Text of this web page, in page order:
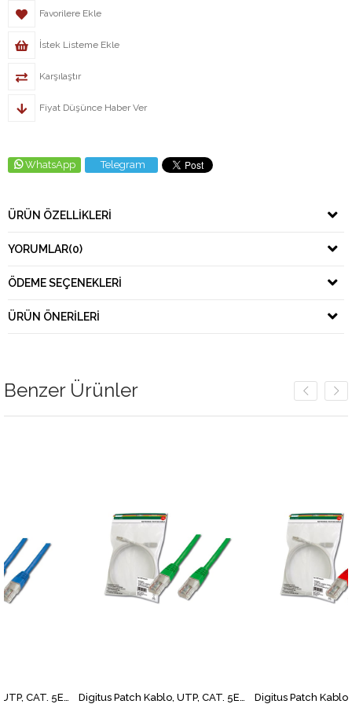
Favorilere Ekle
İstek Listeme Ekle
Karşılaştır
Fiyat Düşünce Haber Ver
WhatsApp Telegram
ÜRÜN ÖZELLIKLERI
YORUMLAR(0)
ÖDEME SEÇENEKLERI
ÜRÜN ÖNERILERI
Benzer Ürünler
Digitus Patch Kablo, UTP, CAT. 5E, 2 metre, AWG 26/7, Mavi Renk, 3P sertifikalı Digitus Patch Kablo, UTP, CAT. 5E, 0.5 metre, AWG 26/7, Yeşil Renk, 3P sertifikalı